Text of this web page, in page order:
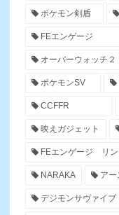
ポケモン剣盾
FEエンゲージ
オーバーウォッチ２
ポケモンSV
CCFFR
映えガジェット
FEエンゲージ リン
NARAKA ア
デジモンサヴァイブ